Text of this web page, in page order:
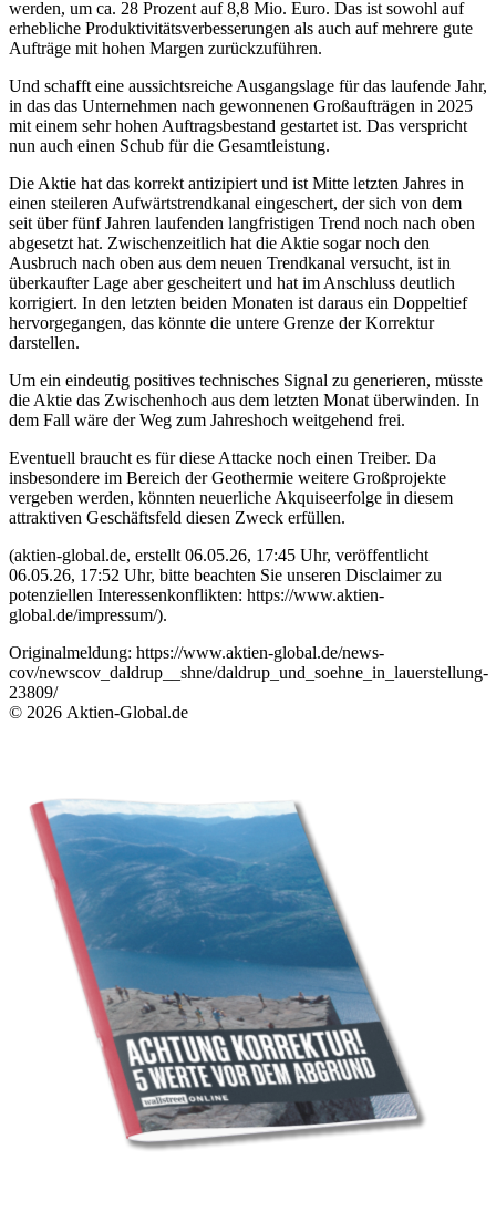
werden, um ca. 28 Prozent auf 8,8 Mio. Euro. Das ist sowohl auf
erhebliche Produktivitätsverbesserungen als auch auf mehrere gute
Aufträge mit hohen Margen zurückzuführen.
Und schafft eine aussichtsreiche Ausgangslage für das laufende Jahr,
in das das Unternehmen nach gewonnenen Großaufträgen in 2025
mit einem sehr hohen Auftragsbestand gestartet ist. Das verspricht
nun auch einen Schub für die Gesamtleistung.
Die Aktie hat das korrekt antizipiert und ist Mitte letzten Jahres in
einen steileren Aufwärtstrendkanal eingeschert, der sich von dem
seit über fünf Jahren laufenden langfristigen Trend noch nach oben
abgesetzt hat. Zwischenzeitlich hat die Aktie sogar noch den
Ausbruch nach oben aus dem neuen Trendkanal versucht, ist in
überkaufter Lage aber gescheitert und hat im Anschluss deutlich
korrigiert. In den letzten beiden Monaten ist daraus ein Doppeltief
hervorgegangen, das könnte die untere Grenze der Korrektur
darstellen.
Um ein eindeutig positives technisches Signal zu generieren, müsste
die Aktie das Zwischenhoch aus dem letzten Monat überwinden. In
dem Fall wäre der Weg zum Jahreshoch weitgehend frei.
Eventuell braucht es für diese Attacke noch einen Treiber. Da
insbesondere im Bereich der Geothermie weitere Großprojekte
vergeben werden, könnten neuerliche Akquiseerfolge in diesem
attraktiven Geschäftsfeld diesen Zweck erfüllen.
(aktien-global.de, erstellt 06.05.26, 17:45 Uhr, veröffentlicht
06.05.26, 17:52 Uhr, bitte beachten Sie unseren Disclaimer zu
potenziellen Interessenkonflikten: https://www.aktien-
global.de/impressum/).
Originalmeldung: https://www.aktien-global.de/news-
cov/newscov_daldrup__shne/daldrup_und_soehne_in_lauerstellung-
23809/
© 2026 Aktien-Global.de